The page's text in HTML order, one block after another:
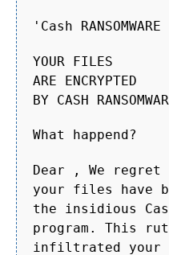
'Cash RANSOMWARE
YOUR FILES
ARE ENCRYPTED
BY CASH
What happend?
Dear , We
your files have
the insidious
program. This
infiltrated your